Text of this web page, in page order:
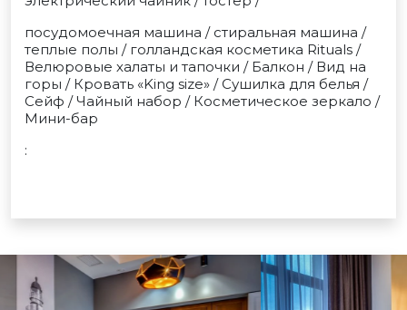
посудомоечная машина / стиральная машина /
теплые полы / голландская косметика Rituals /
Велюровые халаты и тапочки / Балкон / Вид на
горы / Кровать «King size» / Сушилка для белья /
Сейф / Чайный набор / Косметическое зеркало /
Мини-бар
: